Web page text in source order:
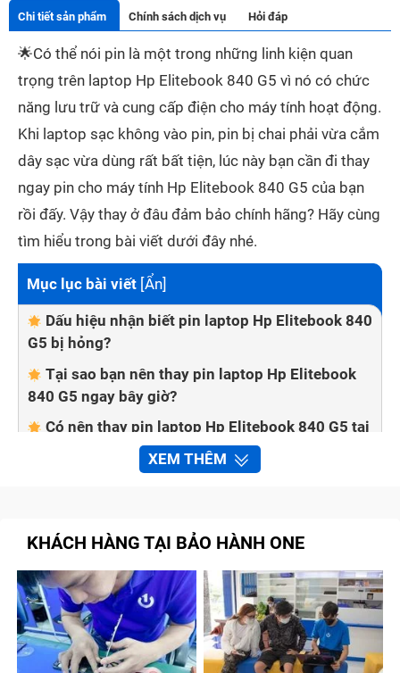
Chi tiết sản phẩm Chính sách dịch vụ Hỏi đáp
🌟Có thể nói pin là một trong những linh kiện quan
trọng trên laptop Hp Elitebook 840 G5 vì nó có chức
năng lưu trữ và cung cấp điện cho máy tính hoạt động.
Khi laptop sạc không vào pin, pin bị chai phải vừa cắm
dây sạc vừa dùng rất bất tiện, lúc này bạn cần đi thay
ngay pin cho máy tính Hp Elitebook 840 G5 của bạn
rồi đấy. Vậy thay ở đâu đảm bảo chính hãng? Hãy cùng
tìm hiểu trong bài viết dưới đây nhé.
Mục lục bài viết [Ẩn]
Dấu hiệu nhận biết pin laptop Hp Elitebook 840
G5 bị hỏng?
Tại sao bạn nên thay pin laptop Hp Elitebook
840 G5 ngay bây giờ?
Có nên thay pin laptop Hp Elitebook 840 G5 tại
Quy trình sửa chữa tại trung tâm Bảo Hành
One
Bước 1: Kiểm tra pin laptop Hp Elitebook
840 G5 phù hợp
Bước 2: Báo giá cho khách hàng
Bước 3: Lắp pin laptop Hp Elitebook 840 G5
XEM THÊM
KHÁCH HÀNG TẠI BẢO HÀNH ONE